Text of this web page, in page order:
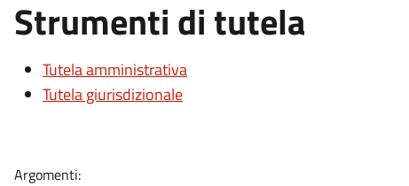
Strumenti di tutela
Tutela amministrativa
Tutela giurisdizionale
Argomenti: